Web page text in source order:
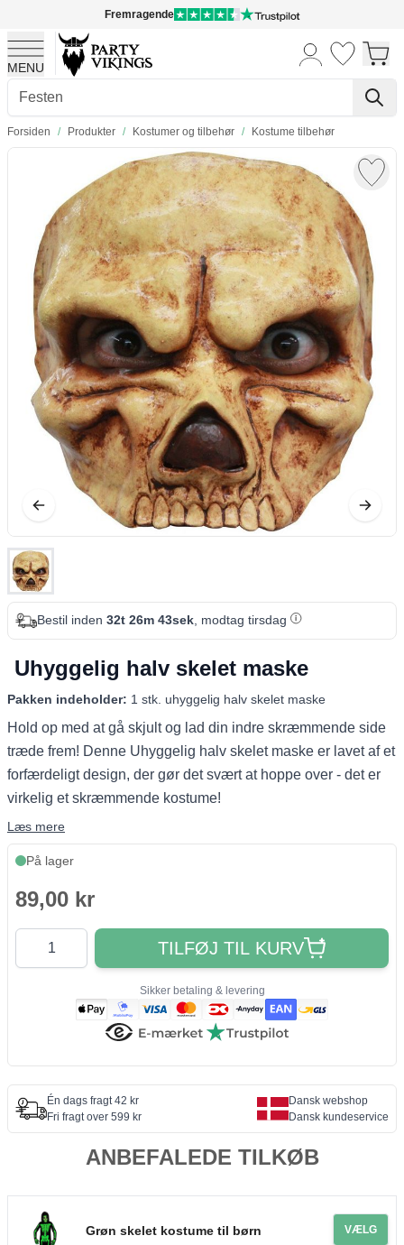
Fremragende
MENU
Skip to Content
Forsiden / Produkter / Kostumer og tilbehør / Kostume tilbehør
Bestil inden 32t 26m 42sek, modtag tirsdag
Uhyggelig halv skelet maske
Pakken indeholder: 1 stk. uhyggelig halv skelet maske
Hold op med at gå skjult og lad din indre skræmmende side
træde frem! Denne Uhyggelig halv skelet maske er lavet af et
forfærdeligt design, der gør det svært at hoppe over - det er
virkelig et skræmmende kostume!
Læs mere
På lager
89,00 kr
Antal
TILFØJ TIL KURV
Sikker betaling & levering
Én dags fragt 42 kr
Fri fragt over 599 kr
Dansk webshop
Dansk kundeservice
ANBEFALEDE TILKØB
Grøn skelet kostume til børn
VÆLG